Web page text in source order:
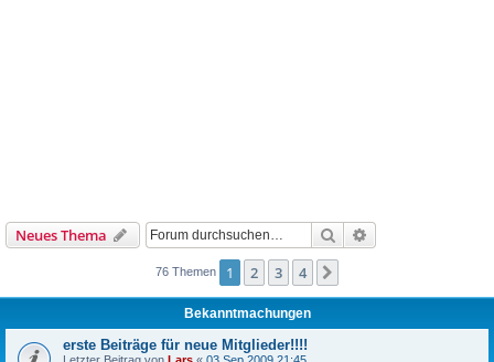
Neues Thema Suche
76 Themen 1 2 3 4
Bekanntmachungen
erste Beiträge für neue Mitglieder!!!!